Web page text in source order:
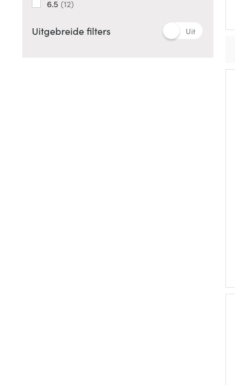
6.5 12
Uit
Uitgebreide filters